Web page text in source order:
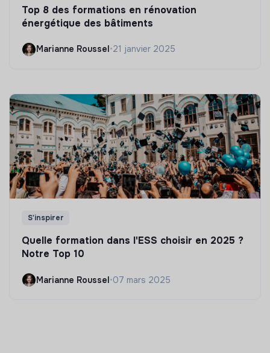
Top 8 des formations en rénovation
énergétique des bâtiments
Marianne Roussel•21 janvier 2025
S'inspirer
Quelle formation dans l'ESS choisir en 2025 ?
Notre Top 10
Marianne Roussel•07 mars 2025